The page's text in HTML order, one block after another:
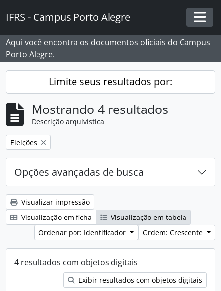
IFRS - Campus Porto Alegre
Aqui você encontra os documentos oficiais do Campus
Porto Alegre.
Limite seus resultados por:
Mostrando 4 resultados
Descrição arquivística
Remover filtro:
Eleições
Opções avançadas de busca
Visualizar impressão
Visualização em ficha
Visualização em tabela
Ordenar por: Identificador
Ordem: Crescente
4 resultados com objetos digitais
Exibir resultados com objetos digitais